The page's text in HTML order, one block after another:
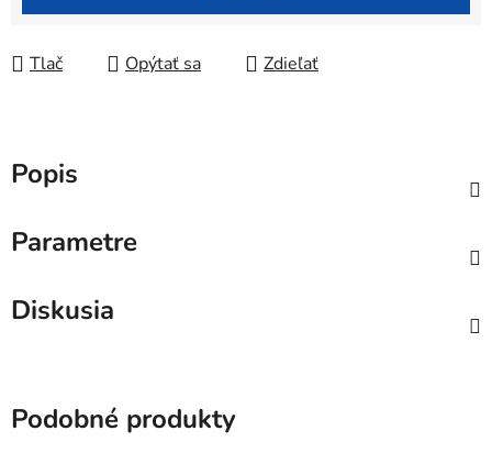
Tlač Opýtať sa Zdieľať
Popis
Parametre
Diskusia
Podobné produkty